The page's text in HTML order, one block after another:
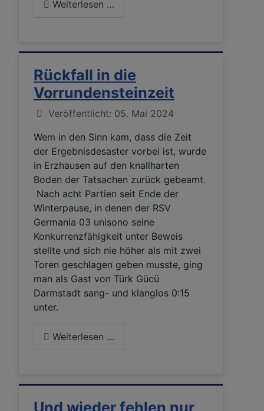
Weiterlesen …
Rückfall in die
Vorrundensteinzeit
Details
Veröffentlicht: 05. Mai 2024
Wem in den Sinn kam, dass die Zeit
der Ergebnisdesaster vorbei ist, wurde
in Erzhausen auf den knallharten
Boden der Tatsachen zurück gebeamt.
Nach acht Partien seit Ende der
Winterpause, in denen der RSV
Germania 03 unisono seine
Konkurrenzfähigkeit unter Beweis
stellte und sich nie höher als mit zwei
Toren geschlagen geben musste, ging
man als Gast von Türk Gücü
Darmstadt sang- und klanglos 0:15
unter.
Weiterlesen …